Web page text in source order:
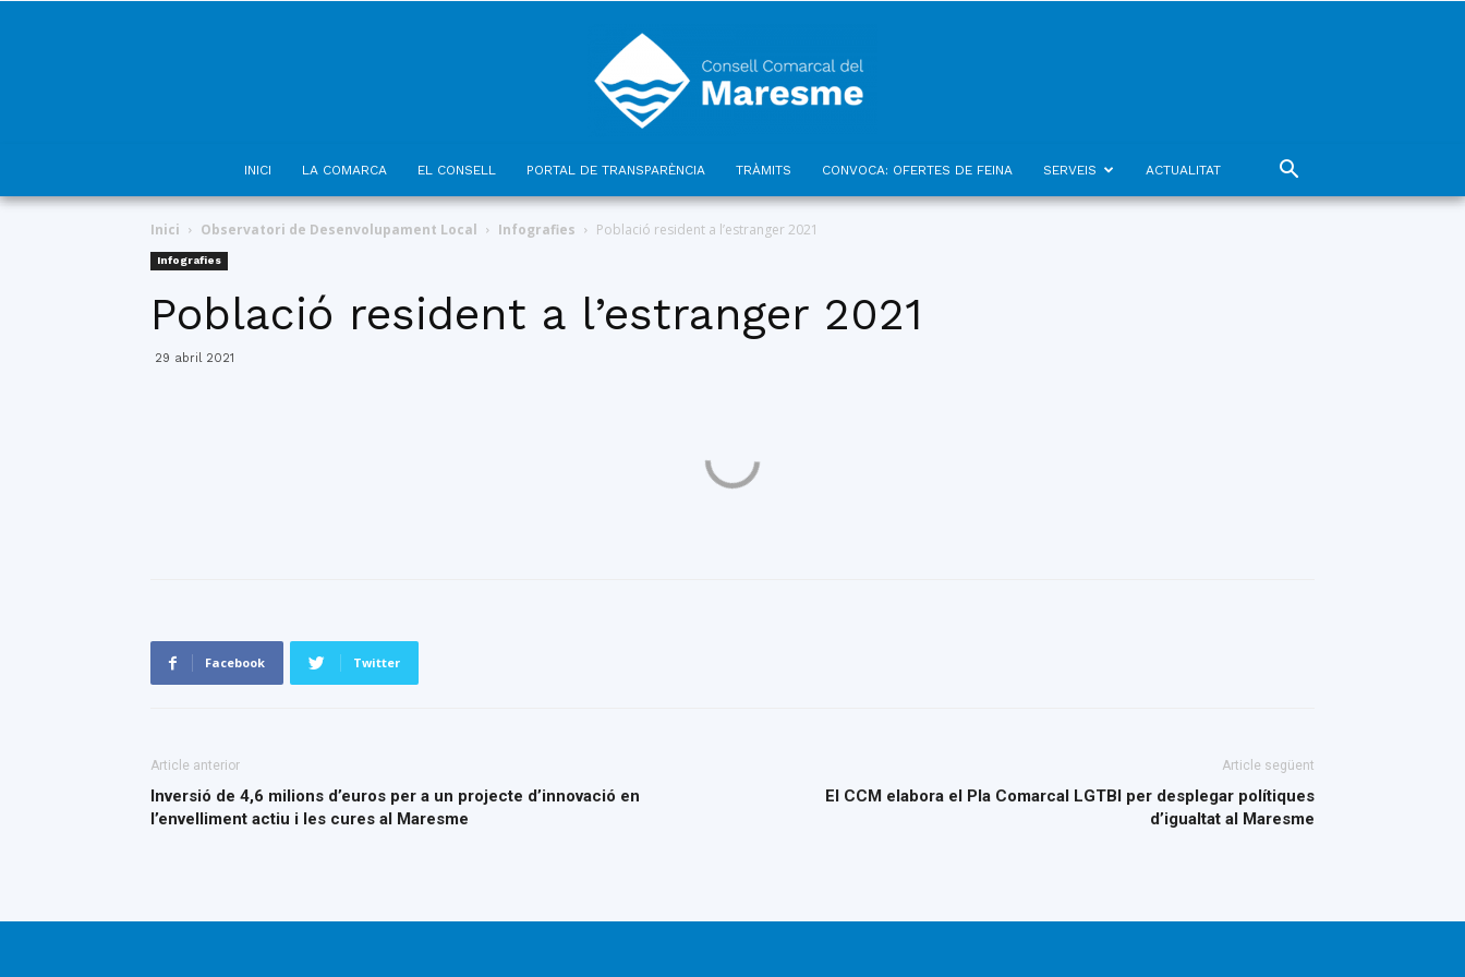
INICI LA COMARCA EL CONSELL PORTAL DE TRANSPARÈNCIA TRÀMITS CONVOCA: OFERTES DE FEINA SERVEIS ACTUALITAT
Inici Observatori de Desenvolupament Local Infografies Població resident a l’estranger 2021
Infografies
Població resident a l’estranger 2021
29 abril 2021
Facebook Twitter
Article anterior
Inversió de 4,6 milions d’euros per a un projecte d’innovació en
l’envelliment actiu i les cures al Maresme
Article següent
El CCM elabora el Pla Comarcal LGTBI per desplegar polítiques
d’igualtat al Maresme